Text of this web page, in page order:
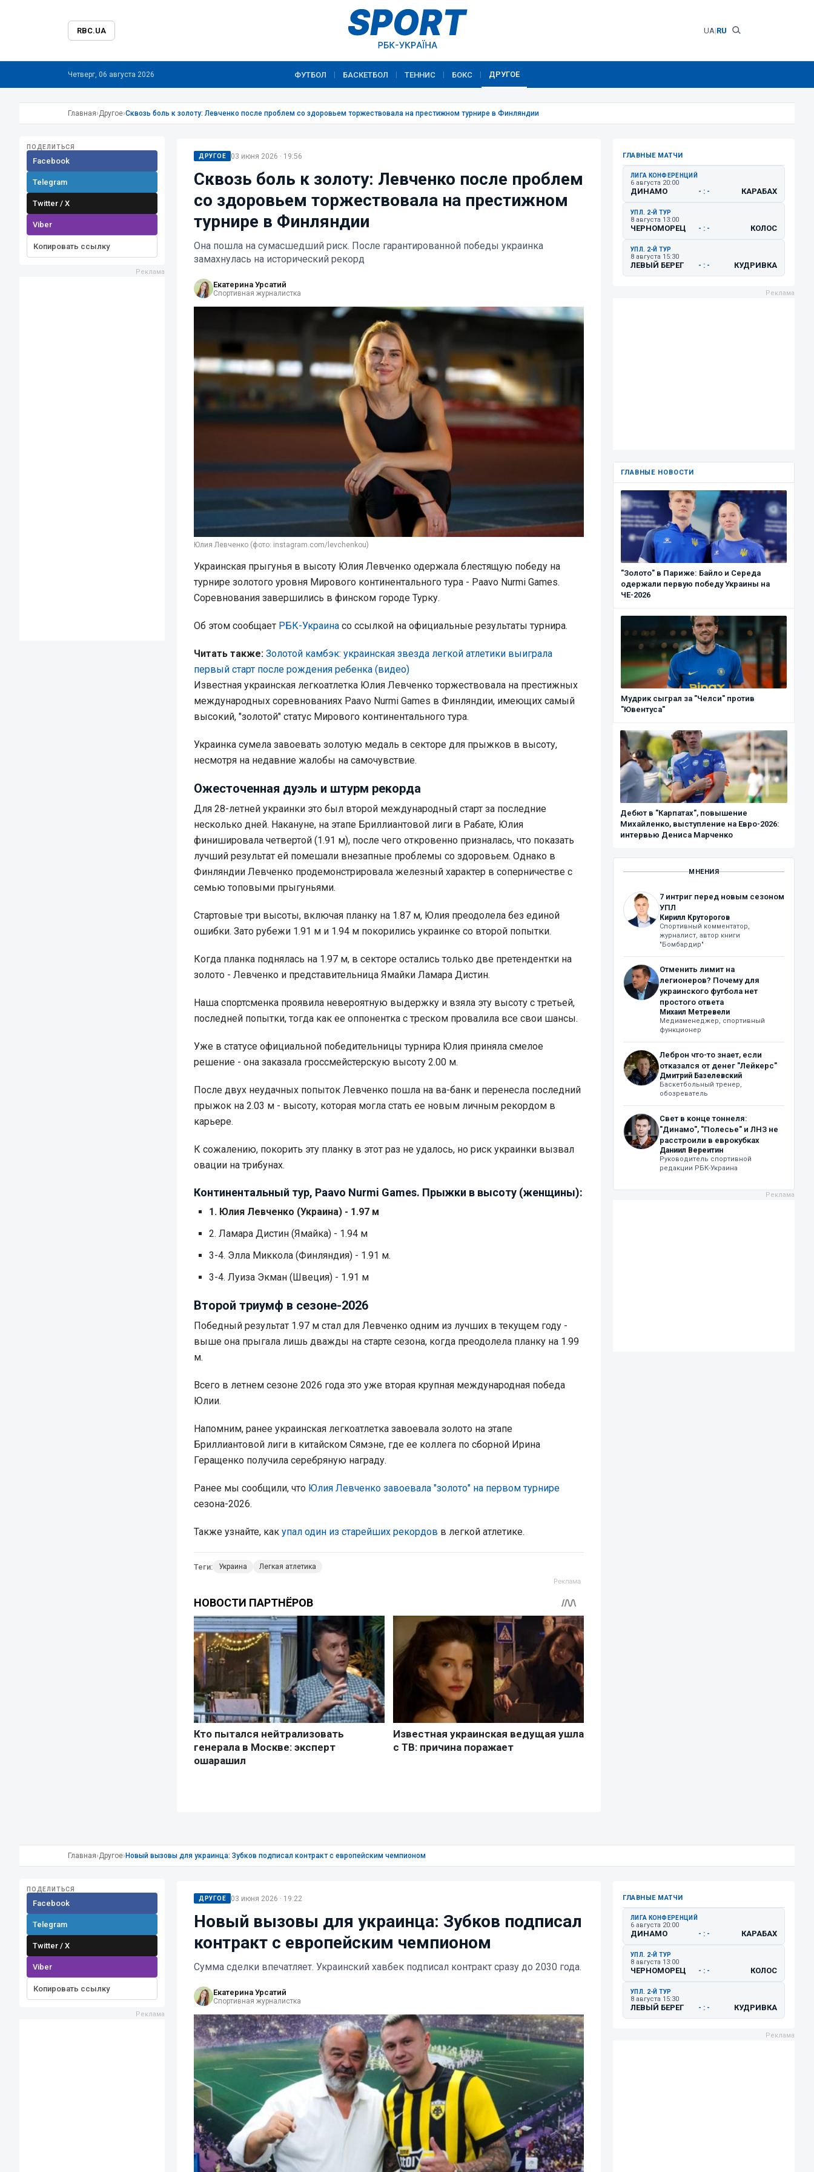
RBC.UA UA|RU
Четверг, 06 августа 2026 ФУТБОЛ БАСКЕТБОЛ ТЕННИС БОКС ДРУГОЕ
Главная›Другое›Сквозь боль к золоту: Левченко после проблем со здоровьем торжествовала на престижном турнире в Финляндии
ПОДЕЛИТЬСЯ
Facebook
Telegram
Twitter / X
Viber
Копировать ссылку
ДРУГОЕ 03 июня 2026 · 19:56
Сквозь боль к золоту: Левченко после проблем
со здоровьем торжествовала на престижном
турнире в Финляндии
Она пошла на сумасшедший риск. После гарантированной победы украинка
замахнулась на исторический рекорд
Екатерина Урсатий
Спортивная журналистка
Юлия Левченко (фото: instagram.com/levchenkou)
Украинская прыгунья в высоту Юлия Левченко одержала блестящую победу на
турнире золотого уровня Мирового континентального тура - Paavo Nurmi Games.
Соревнования завершились в финском городе Турку.
Об этом сообщает РБК-Украина со ссылкой на официальные результаты турнира.
Читать также: Золотой камбэк: украинская звезда легкой атлетики выиграла
первый старт после рождения ребенка (видео)
Известная украинская легкоатлетка Юлия Левченко торжествовала на престижных
международных соревнованиях Paavo Nurmi Games в Финляндии, имеющих самый
высокий, "золотой" статус Мирового континентального тура.
Украинка сумела завоевать золотую медаль в секторе для прыжков в высоту,
несмотря на недавние жалобы на самочувствие.
Ожесточенная дуэль и штурм рекорда
Для 28-летней украинки это был второй международный старт за последние
несколько дней. Накануне, на этапе Бриллиантовой лиги в Рабате, Юлия
финишировала четвертой (1.91 м), после чего откровенно призналась, что показать
лучший результат ей помешали внезапные проблемы со здоровьем. Однако в
Финляндии Левченко продемонстрировала железный характер в соперничестве с
семью топовыми прыгуньями.
Стартовые три высоты, включая планку на 1.87 м, Юлия преодолела без единой
ошибки. Зато рубежи 1.91 м и 1.94 м покорились украинке со второй попытки.
Когда планка поднялась на 1.97 м, в секторе остались только две претендентки на
золото - Левченко и представительница Ямайки Ламара Дистин.
Наша спортсменка проявила невероятную выдержку и взяла эту высоту с третьей,
последней попытки, тогда как ее оппонентка с треском провалила все свои шансы.
Уже в статусе официальной победительницы турнира Юлия приняла смелое
решение - она заказала гроссмейстерскую высоту 2.00 м.
После двух неудачных попыток Левченко пошла на ва-банк и перенесла последний
прыжок на 2.03 м - высоту, которая могла стать ее новым личным рекордом в
карьере.
К сожалению, покорить эту планку в этот раз не удалось, но риск украинки вызвал
овации на трибунах.
Континентальный тур, Paavo Nurmi Games. Прыжки в высоту (женщины):
1. Юлия Левченко (Украина) - 1.97 м
2. Ламара Дистин (Ямайка) - 1.94 м
3-4. Элла Миккола (Финляндия) - 1.91 м.
3-4. Луиза Экман (Швеция) - 1.91 м
Второй триумф в сезоне-2026
Победный результат 1.97 м стал для Левченко одним из лучших в текущем году -
выше она прыгала лишь дважды на старте сезона, когда преодолела планку на 1.99
м.
Всего в летнем сезоне 2026 года это уже вторая крупная международная победа
Юлии.
Напомним, ранее украинская легкоатлетка завоевала золото на этапе
Бриллиантовой лиги в китайском Сямэне, где ее коллега по сборной Ирина
Геращенко получила серебряную награду.
Ранее мы сообщили, что Юлия Левченко завоевала "золото" на первом турнире
сезона-2026.
Также узнайте, как упал один из старейших рекордов в легкой атлетике.
Теги: Украина Легкая атлетика
ГЛАВНЫЕ МАТЧИ
ЛИГА КОНФЕРЕНЦИЙ
6 августа 20:00
ДИНАМО - : - КАРАБАХ
УПЛ. 2-Й ТУР
8 августа 13:00
ЧЕРНОМОРЕЦ - : - КОЛОС
УПЛ. 2-Й ТУР
8 августа 15:30
ЛЕВЫЙ БЕРЕГ - : - КУДРИВКА
ГЛАВНЫЕ НОВОСТИ
"Золото" в Париже: Байло и Середа
одержали первую победу Украины на
ЧЕ-2026
Мудрик сыграл за "Челси" против
"Ювентуса"
Дебют в "Карпатах", повышение
Михайленко, выступление на Евро-2026:
интервью Дениса Марченко
МНЕНИЯ
7 интриг перед новым сезоном
УПЛ
Кирилл Круторогов
Спортивный комментатор,
журналист, автор книги
"Бомбардир"
Отменить лимит на
легионеров? Почему для
украинского футбола нет
простого ответа
Михаил Метревели
Медиаменеджер, спортивный
функционер
Леброн что-то знает, если
отказался от денег "Лейкерс"
Дмитрий Базелевский
Баскетбольный тренер,
обозреватель
Свет в конце тоннеля:
"Динамо", "Полесье" и ЛНЗ не
расстроили в еврокубках
Даниил Вереитин
Руководитель спортивной
редакции РБК-Украина
Главная›Другое› Новый вызовы для украинца: Зубков подписал контракт с европейским чемпионом
ПОДЕЛИТЬСЯ
Facebook
Telegram
Twitter / X
Viber
Копировать ссылку
ДРУГОЕ 03 июня 2026 · 19:22
Новый вызовы для украинца: Зубков подписал
контракт с европейским чемпионом
Сумма сделки впечатляет. Украинский хавбек подписал контракт сразу до 2030 года.
Екатерина Урсатий
Спортивная журналистка
ГЛАВНЫЕ МАТЧИ
ЛИГА КОНФЕРЕНЦИЙ
6 августа 20:00
ДИНАМО - : - КАРАБАХ
УПЛ. 2-Й ТУР
8 августа 13:00
ЧЕРНОМОРЕЦ - : - КОЛОС
УПЛ. 2-Й ТУР
8 августа 15:30
ЛЕВЫЙ БЕРЕГ - : - КУДРИВКА